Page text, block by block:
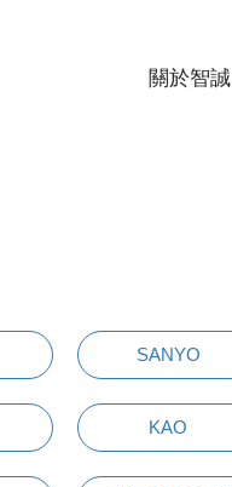
關於智誠
SANYO
KAO